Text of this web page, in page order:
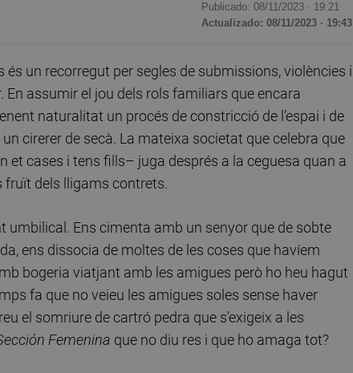
Publicado: 08/11/2023 · 19:21
Actualizado: 08/11/2023 · 19:43
un recorregut per segles de submissions, violències i
En assumir el jou dels rols familiars que encara
naturalitat un procés de constricció de l’espai i de
cirerer de secà. La mateixa societat que celebra que
cases i tens fills– juga després a la ceguesa quan a
fruït dels lligams contrets.
umbilical. Ens cimenta amb un senyor que de sobte
ens dissocia de moltes de les coses que havíem
bogeria viatjant amb les amigues però ho heu hagut
fa que no veieu les amigues soles sense haver
el somriure de cartró pedra que s’exigeix a les
Femenina que no diu res i que ho amaga tot?